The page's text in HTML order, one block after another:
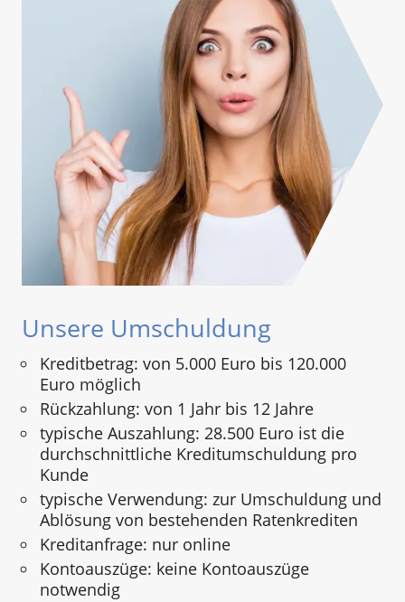
Unsere Umschuldung
Kreditbetrag: von 5.000 Euro bis 120.000
Euro möglich
Rückzahlung: von 1 Jahr bis 12 Jahre
typische Auszahlung: 28.500 Euro ist die
durchschnittliche Kreditumschuldung pro
Kunde
typische Verwendung: zur Umschuldung und
Ablösung von bestehenden Ratenkrediten
Kreditanfrage: nur online
Kontoauszüge: keine Kontoauszüge
notwendig